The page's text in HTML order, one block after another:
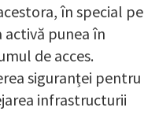
în special pe
punea în
de acces.
siguranței pentru
infrastructurii